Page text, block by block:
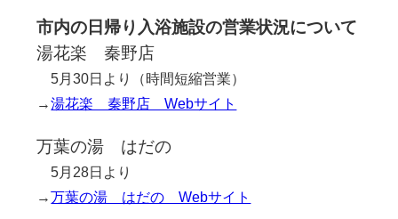
市内の日帰り入浴施設の営業状況について
湯花楽 秦野店
5月30日より（時間短縮営業）
→湯花楽 秦野店 Webサイト
万葉の湯 はだの
5月28日より
→万葉の湯 はだの Webサイト